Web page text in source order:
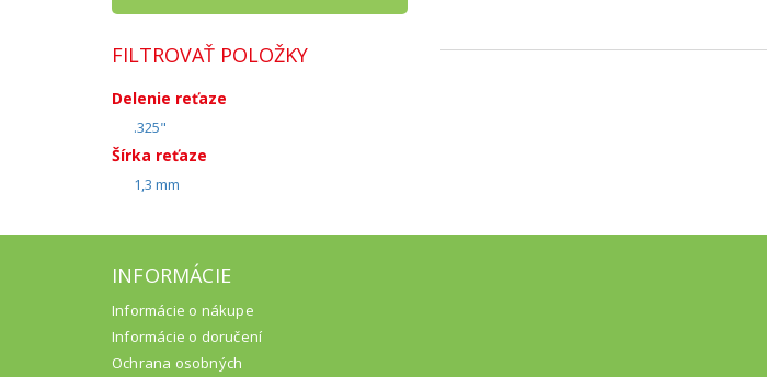
FILTROVAŤ POLOŽKY
Delenie reťaze
.325"
Šírka reťaze
1,3 mm
INFORMÁCIE
Informácie o nákupe
Informácie o doručení
Ochrana osobných